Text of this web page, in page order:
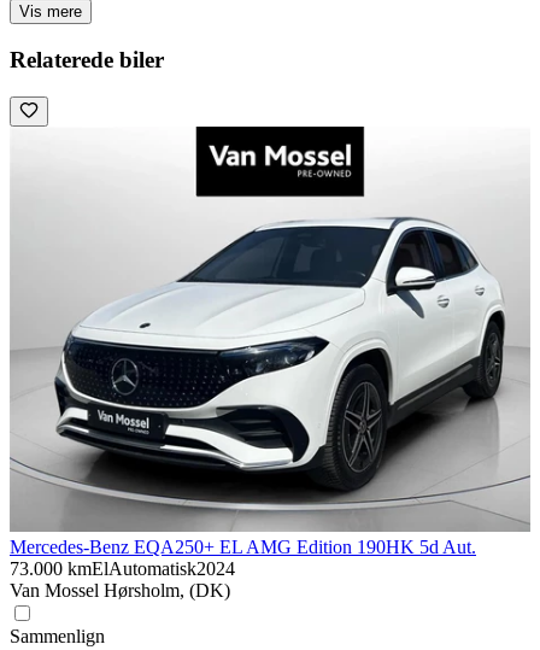
Vis mere
Relaterede biler
Mercedes-Benz EQA250+ EL AMG Edition 190HK 5d Aut.
73.000 kmElAutomatisk2024
Van Mossel Hørsholm, (DK)
Sammenlign